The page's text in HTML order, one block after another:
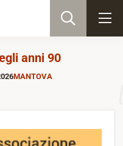
anni 90
MANTOVA